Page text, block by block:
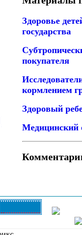
Здоровье
государства
покупателя
кормлением
Здоровый
Медицинский